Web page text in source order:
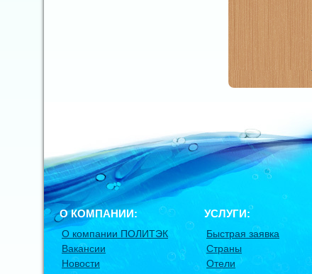
О КОМПАНИИ:
О компании ПОЛИТЭК
Вакансии
Новости
УСЛУГИ:
Быстрая заявка
Страны
Отели